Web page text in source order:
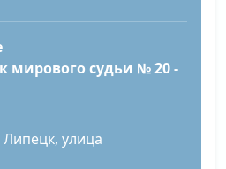
мирового судьи № 20 -
улица